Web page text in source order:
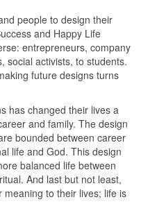
people to design their
and Happy Life
entrepreneurs, company
social activists, to students.
future designs turns
has changed their lives a
and family. The design
bounded between career
life and God. This design
balanced life between
And last but not least,
to their lives; life is